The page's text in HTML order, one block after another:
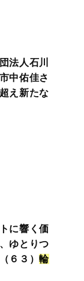
法人石川
中佑佳さ
え新たな
に響く価
ゆとりつ
６３）輪